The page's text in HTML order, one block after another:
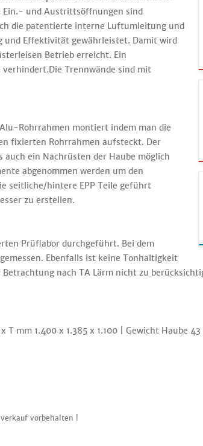
Ein.- und Austrittsöffnungen sind
die patentierte interne Luftumleitung und
und Effektivität gewährleistet. Damit wird
Betrieb erreicht. Ein
Trennwände sind mit
Rohrrahmen montiert indem man die
fixierten Rohrrahmen aufsteckt. Der
auch ein Nachrüsten der Haube möglich
abgenommen werden um den
seitliche/hintere EPP Teile geführt
zu erstellen.
Prüflabor durchgeführt. Bei dem
Ebenfalls ist keine Tonhaltigkeit
nach TA Lärm nicht zu
T mm 1.400 x 1.385 x 1.100 | Gewicht Haube
vorbehalten !